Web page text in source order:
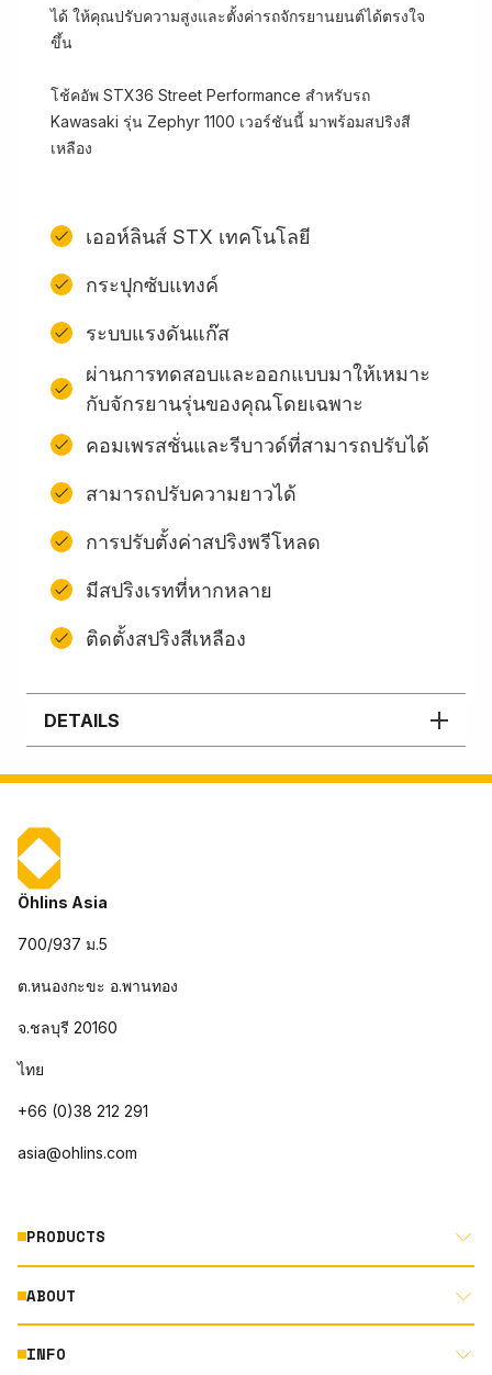
ได้ ให้คุณปรับความสูงและตั้งค่ารถจักรยานยนต์ได้ตรงใจ
ขึ้น
โช้คอัพ STX36 Street Performance สำหรับรถ
Kawasaki รุ่น Zephyr 1100 เวอร์ชันนี้ มาพร้อมสปริงสี
เหลือง
เออห์ลินส์ STX เทคโนโลยี
กระปุกซับแทงค์
ระบบแรงดันแก๊ส
ผ่านการทดสอบและออกแบบมาให้เหมาะ
กับจักรยานรุ่นของคุณโดยเฉพาะ
คอมเพรสชั่นและรีบาวด์ที่สามารถปรับได้
สามารถปรับความยาวได้
การปรับตั้งค่าสปริงพรีโหลด
มีสปริงเรทที่หากหลาย
ติดตั้งสปริงสีเหลือง
DETAILS
Öhlins Asia
700/937 ม.5
ต.หนองกะขะ อ.พานทอง
จ.ชลบุรี 20160
ไทย
+66 (0)38 212 291
asia@ohlins.com
PRODUCTS
MOTORCYCLE
AUTOMOTIVE
ABOUT
ABOUT US
INFO